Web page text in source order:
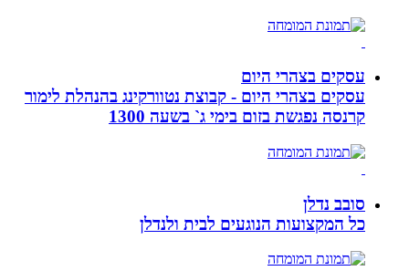
עסקים בצהרי היום
עסקים בצהרי היום - קבוצת נטוורקינג בהנהלת לימור
קרנסה נפגשת בזום בימי ג` בשעה 1300
סובב נדלן
כל המקצועות הנוגעים לבית ולנדלן